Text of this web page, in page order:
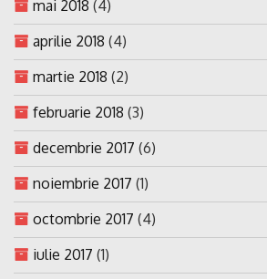
mai 2018 (4)
aprilie 2018 (4)
martie 2018 (2)
februarie 2018 (3)
decembrie 2017 (6)
noiembrie 2017 (1)
octombrie 2017 (4)
iulie 2017 (1)